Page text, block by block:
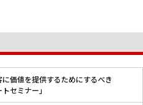
に価値を提供するためにするべき
セミナー」